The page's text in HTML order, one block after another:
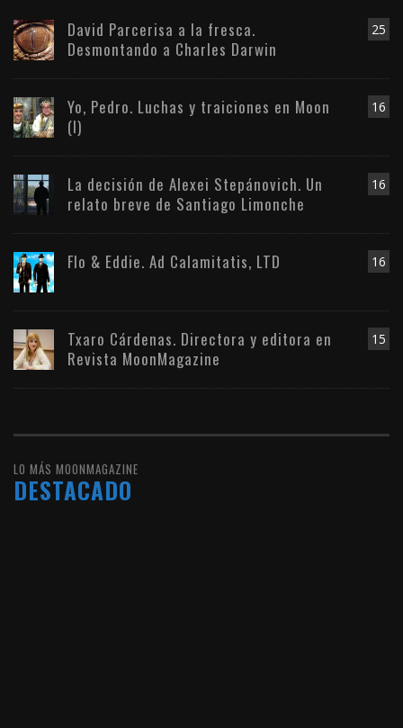
25
David Parcerisa a la fresca.
Desmontando a Charles Darwin
16
Yo, Pedro. Luchas y traiciones en Moon
(I)
16
La decisión de Alexei Stepánovich. Un
relato breve de Santiago Limonche
16
Flo & Eddie. Ad Calamitatis, LTD
15
Txaro Cárdenas. Directora y editora en
Revista MoonMagazine
LO MÁS MOONMAGAZINE
DESTACADO